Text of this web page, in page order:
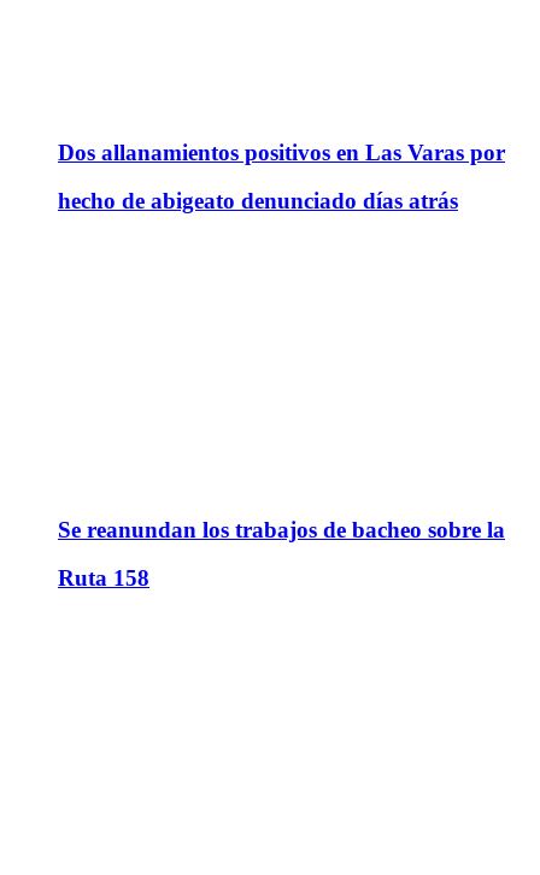
Dos allanamientos positivos en Las Varas por
hecho de abigeato denunciado días atrás
Se reanundan los trabajos de bacheo sobre la
Ruta 158